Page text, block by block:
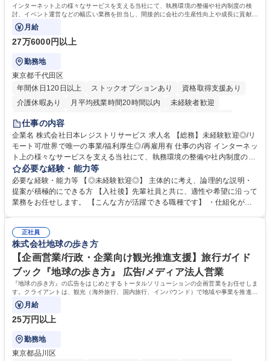
インターネット上の様々なサービスを支える当社にて、執務環境の整備や社内制度の検
討、イベント運営などの幅広い業務を担当し、間接的に会社の生産性向上や成長に貢献し
ている部署です。
月給
27万6000円以上
勤務地
東京都千代田区
年間休日120日以上
ストックオプションあり
資格取得支援あり
介護休暇あり
月平均残業時間20時間以内
未経験者歓迎
住宅手当あり
完全週休2日制
交通費支給 駅近5分以内 土日祝休み 服装自由
仕事の内容
企業名 株式会社日本レジストリサービス 求人名 【総務】未経験歓迎◎/リ
モート可/世界で唯一の事業/福利厚生◎/再雇用有 仕事の内容 インターネッ
ト上の様々なサービスを支える当社にて、執務環境の整備や社内制度の検
討、イベント運営などの幅広い業務を担当し、間接的に会社の生産性向上
や成長に貢献している部署です。 会社の全メンバーが安心して長く成果を
発揮できる環境を整えるために、毎日のメンテナンスや維持管理に加え、
新たな施策検討を積極的に行っていただき、会社全体を巻き込み課題解決
幅広い業務の体得が可能で、多様なキャリアパスを描くことも可能です。
募集職種 【総務】未経験歓迎◎/リモート可/世界で唯一の事業/福利厚生◎/
再雇用有
必要な経験・能力等
必要な経験・能力等 【◎未経験歓迎◎】 主体的に考え、論理的な説明・
提案が積極的にできる方 【入社後】先輩社員と共に、適性や希望に沿って
業務をお任せします。 【こんな方が活躍できる職種です】 ・仕組化が好
対処できる・新しいことに興味関心がある 【魅力】■自己啓発支援：資格
取得や通信教育など費用の80%（年間25万円まで）を補助 ■住宅手当：家
賃の50%（月額7万円まで）を補助 学歴・資格 学歴：大学院 大学 語学
力： 資格：
正社員
株式会社地球の歩き方
【企画営業/行政・企業向け観光推進支援】旅行ガイド
ブック『地球の歩き方』 広告/メディア法人営業
『地球の歩き方』の広告をはじめとするトータルソリューションの企画営業をお任せしま
す。クライアントは、観光（海外旅行、国内旅行、インバウンド）で地域や事業を推進し
たい国内外の行政や企業です。
月給
25万円以上
勤務地
東京都品川区